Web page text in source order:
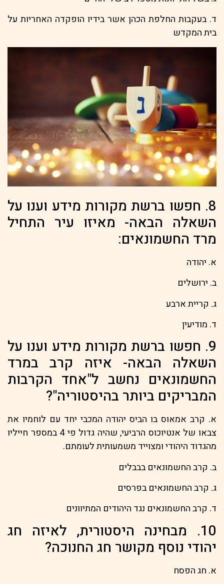
ד. בעקבות החלפת הכהן אשר בידיו הופקדה האחריות על
בית המקדש
8. חפשו ברשת מקורות מידע וענו על
השאלה הבאה- מאיזו עיר התחיל
מרד החשמונאים:
א. יהודה
ב. ירושלים
ג. קריית ארבע
ד. מודיעין
9. חפשו ברשת מקורות מידע וענו על
השאלה הבאה- איזה קרב במרד
החשמונאים נחשב ל"אחד הקרבות
המבריקים ביותר בהיסטוריה"?
א. קרב אמאוס בו הביס יהודה המכבי יחד עם לוחמיו את
צבאו של אנטיוכוס הרביעי, שהיה גדול פי 4 במספר חייליו
מהגדוד היהודי ומצוייד משמעותית לעומתם.
ב. קרב החשמונאים בבבלים
ג. קרב החשמונאים בפרסים
ד. קרב החשמונאים נגד היהודים המתיוונים
10. מבחינה היסטורית, לאיזה חג
יהודי נוסף מקושר חג החנוכה?
א. חג הפסח